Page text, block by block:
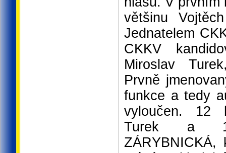
většinu
Jednatelem
CKKV
Miroslav
Prvně
funkce a tedy
vyloučen. 12
Turek a